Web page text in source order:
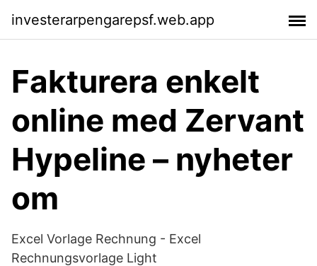
investerarpengarepsf.web.app
Fakturera enkelt
online med Zervant
Hypeline – nyheter
om
Excel Vorlage Rechnung - Excel
Rechnungsvorlage Light